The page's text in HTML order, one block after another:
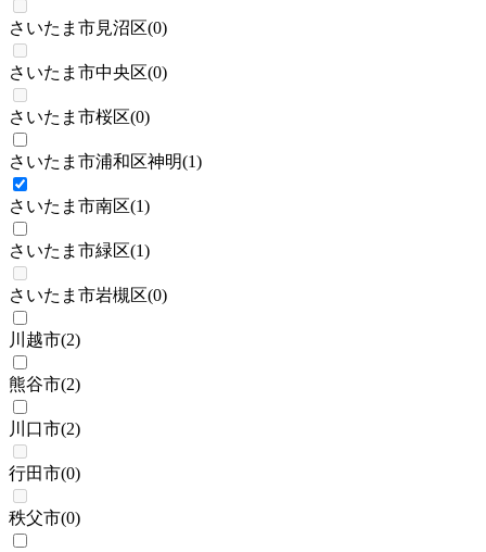
さいたま市見沼区(0)
さいたま市中央区(0)
さいたま市桜区(0)
さいたま市浦和区神明(1)
さいたま市南区(1)
さいたま市緑区(1)
さいたま市岩槻区(0)
川越市(2)
熊谷市(2)
川口市(2)
行田市(0)
秩父市(0)